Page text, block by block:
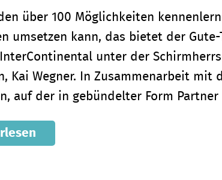
über 100 Möglichkeiten
umsetzen kann, das bietet der Gute-
unter der
Kai Wegner. In Zusammenarbeit
auf der in gebündelter Form